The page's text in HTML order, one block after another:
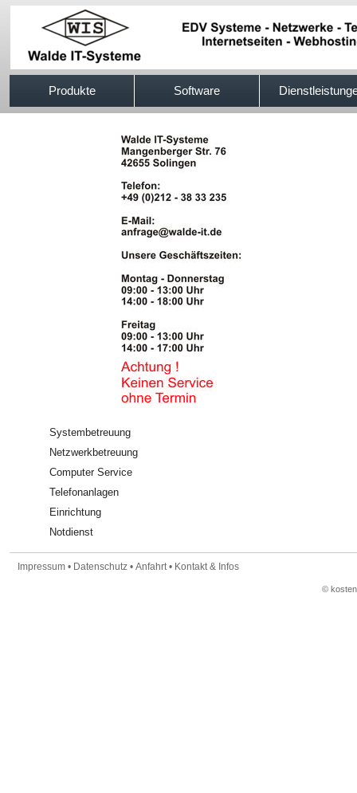
Produkte Software
Systembetreuung
Netzwerkbetreuung
Computer Service
Telefonanlagen
Einrichtung
Notdienst
Impressum • Datenschutz • Anfahrt• Kontakt & Infos
©